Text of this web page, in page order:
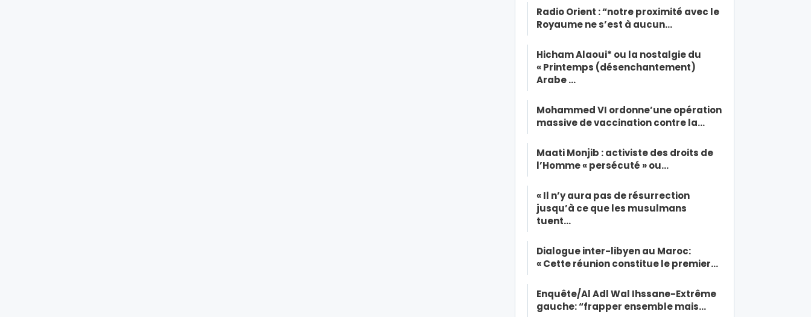
Radio Orient : “notre proximité avec le
Royaume ne s’est à aucun…
Hicham Alaoui* ou la nostalgie du
« Printemps (désenchantement)
Arabe …
Mohammed VI ordonne’une opération
massive de vaccination contre la…
Maati Monjib : activiste des droits de
l’Homme « persécuté » ou…
« Il n’y aura pas de résurrection
jusqu’à ce que les musulmans
tuent…
Dialogue inter-libyen au Maroc:
« Cette réunion constitue le premier…
Enquête/Al Adl Wal Ihssane-Extrême
gauche: “frapper ensemble mais…